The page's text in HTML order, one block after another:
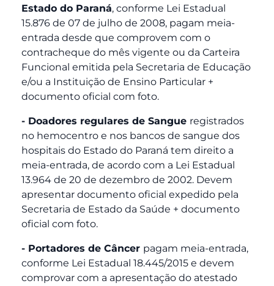
Estado do Paraná, conforme Lei Estadual
15.876 de 07 de julho de 2008, pagam meia-
entrada desde que comprovem com o
contracheque do mês vigente ou da Carteira
Funcional emitida pela Secretaria de Educação
e/ou a Instituição de Ensino Particular +
documento oficial com foto.
- Doadores regulares de Sangue registrados
no hemocentro e nos bancos de sangue dos
hospitais do Estado do Paraná tem direito a
meia-entrada, de acordo com a Lei Estadual
13.964 de 20 de dezembro de 2002. Devem
apresentar documento oficial expedido pela
Secretaria de Estado da Saúde + documento
oficial com foto.
- Portadores de Câncer pagam meia-entrada,
conforme Lei Estadual 18.445/2015 e devem
comprovar com a apresentação do atestado